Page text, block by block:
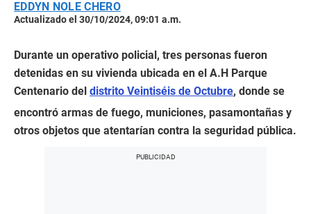
EDDYN NOLE CHERO
Actualizado el 30/10/2024, 09:01 a.m.
Durante un operativo policial, tres personas fueron
detenidas en su vivienda ubicada en el A.H Parque
Centenario del distrito Veintiséis de Octubre, donde se
encontró armas de fuego, municiones, pasamontañas y
otros objetos que atentarían contra la seguridad pública.